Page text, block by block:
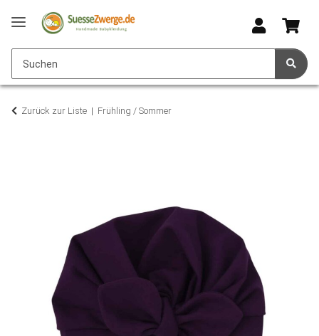
Zurück zur Liste Frühling / Sommer